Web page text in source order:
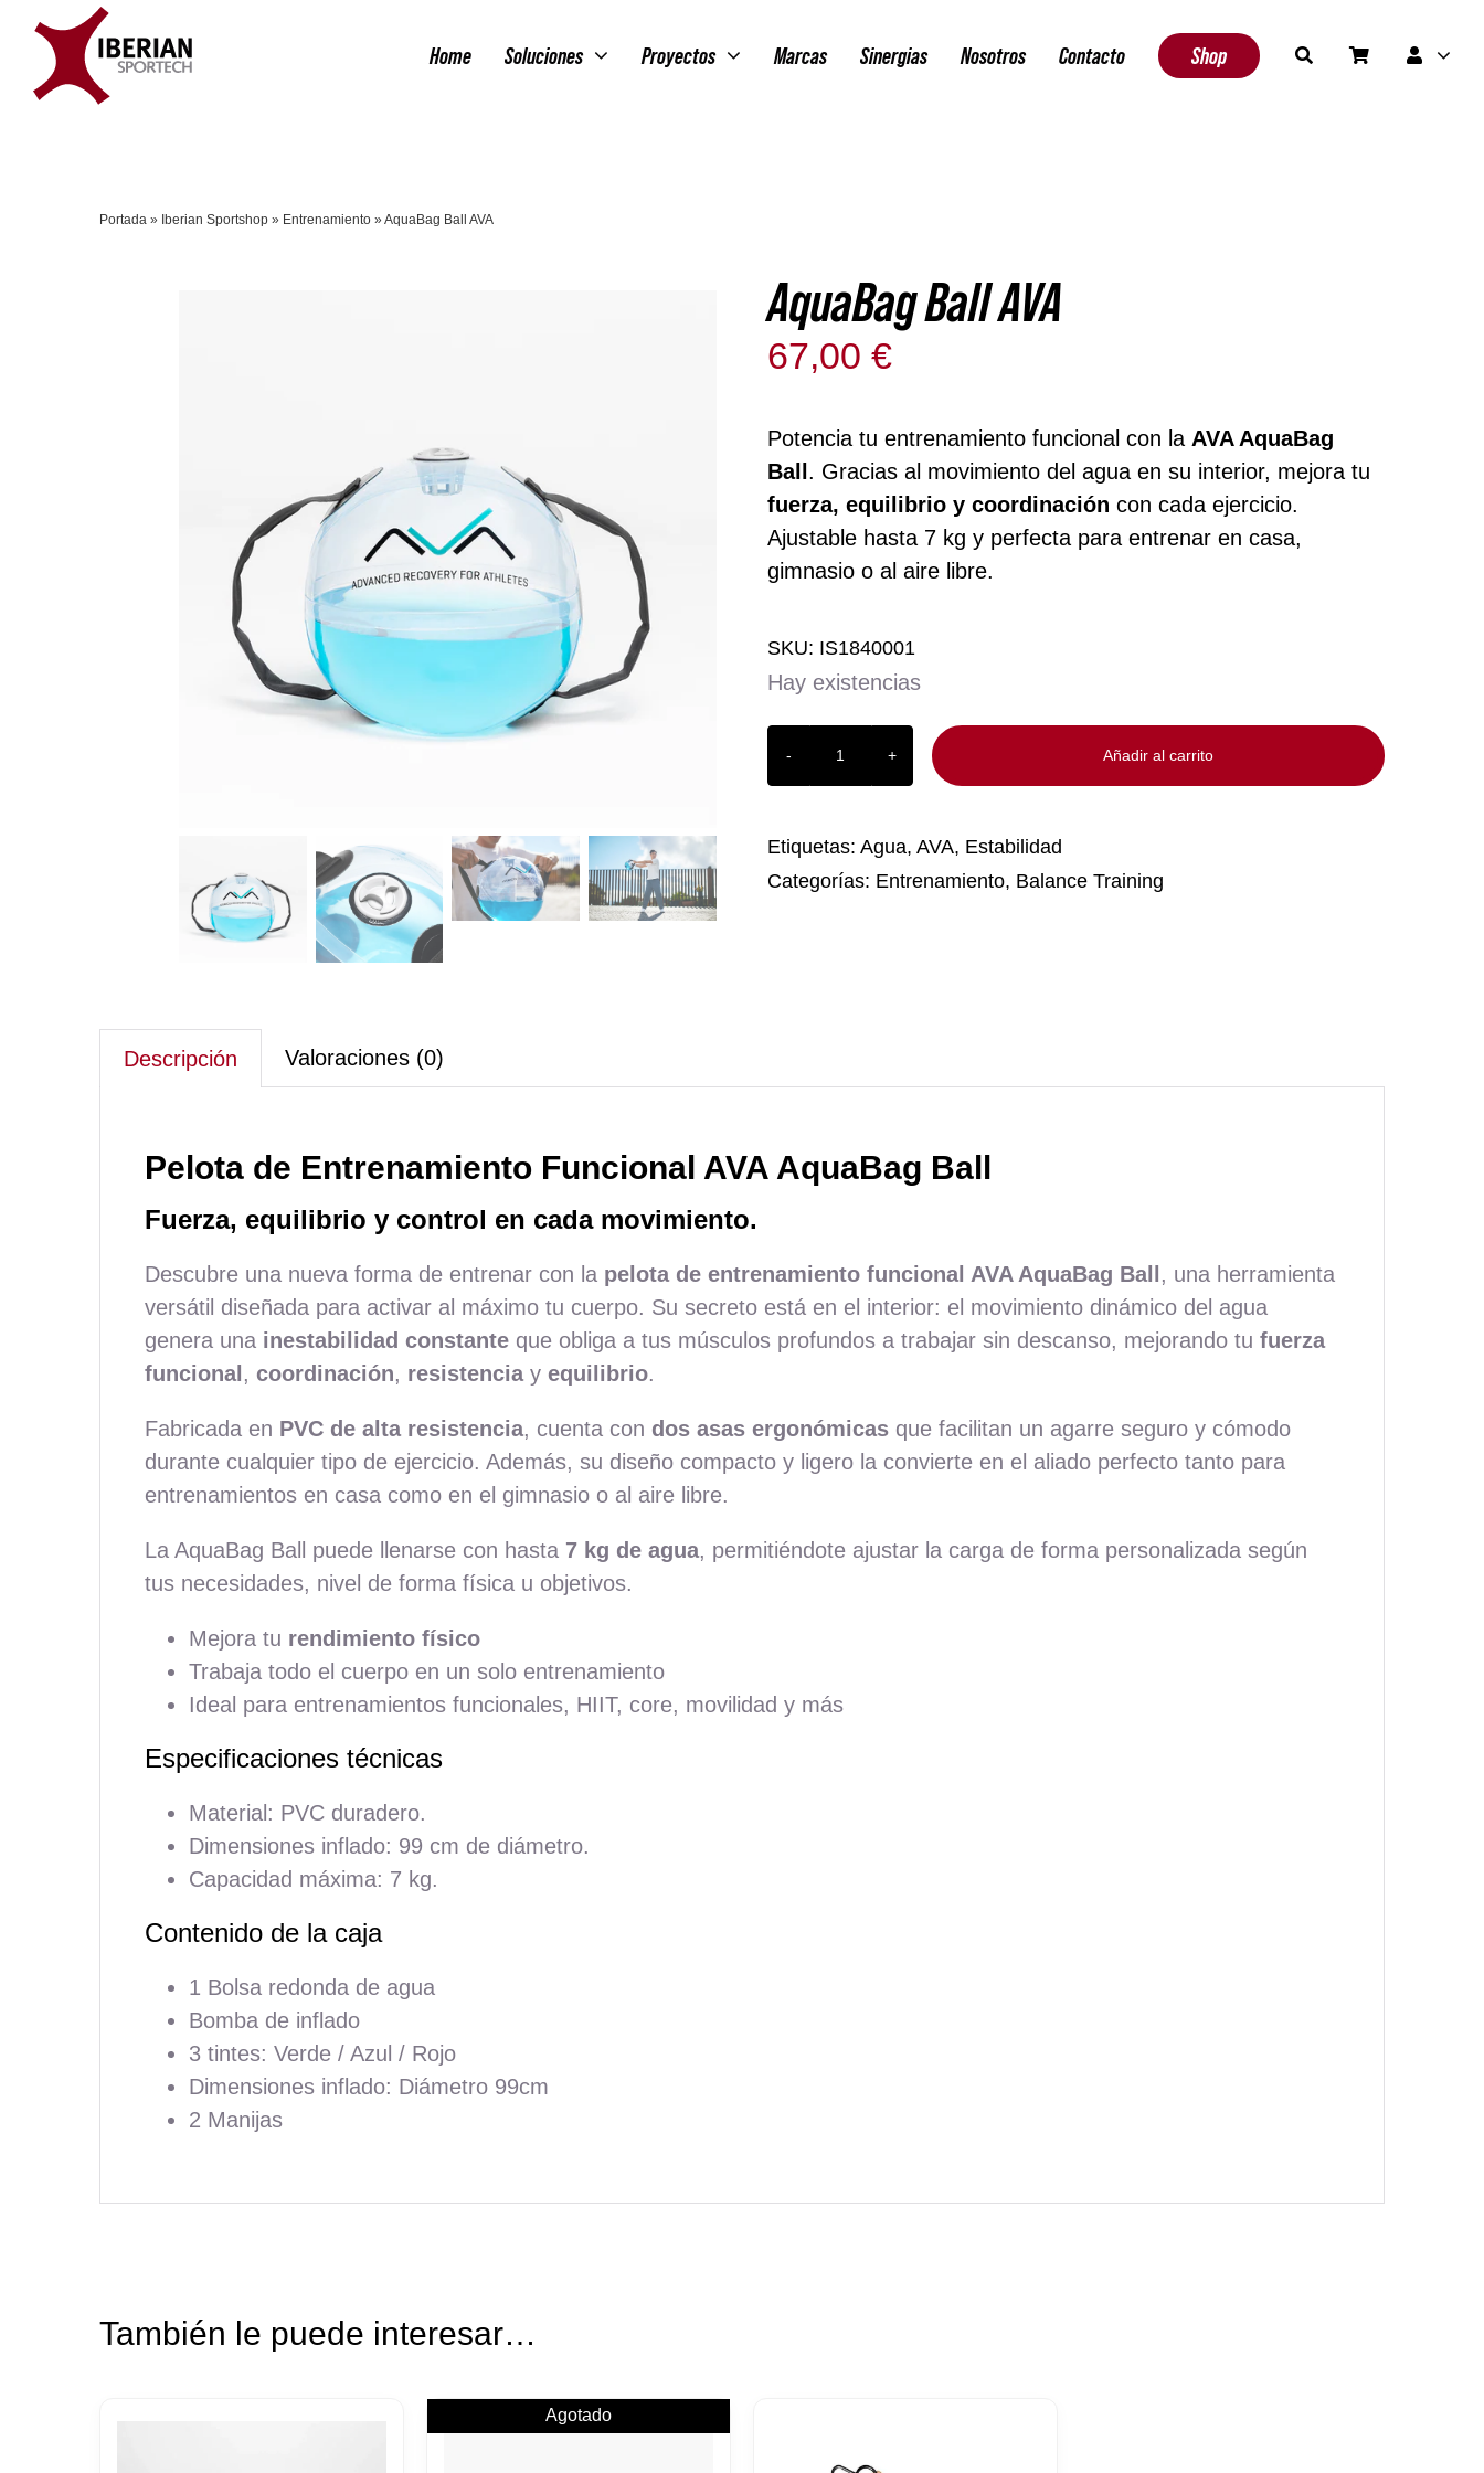
contenido
Home Soluciones Proyectos Marcas Sinergias Nosotros Contacto Shop
Portada» Iberian Sportshop» Entrenamiento»AquaBag Ball AVA
AquaBag Ball AVA
67,00€
Potencia tu entrenamiento funcional con la AVA AquaBag
Ball . Gracias al movimiento del agua en su interior, mejora tu
fuerza, equilibrio y coordinación con cada ejercicio.
Ajustable hasta 7 kg y perfecta para entrenar en casa,
gimnasio o al aire libre.
SKU: IS1840001
Hay existencias
AquaBag
Ball
Añadir al carrito
Etiquetas:Agua,AVA, Estabilidad
Categorías: Entrenamiento, Balance Training
Descripción Valoraciones (0)
Pelota de Entrenamiento Funcional AVA AquaBag Ball
Fuerza, equilibrio y control en cada movimiento.
Descubre una nueva forma de entrenar con la pelota de entrenamiento funcional AVA AquaBag Ball, una herramienta
versátil diseñada para activar al máximo tu cuerpo. Su secreto está en el interior: el movimiento dinámico del agua
genera una inestabilidad constanteque obliga a tus músculos profundos a trabajar sin descanso, mejorando tu fuerza
funcional, coordinación, resistenciay equilibrio.
Fabricada en PVC de alta resistencia, cuenta con dos asas ergonómicasque facilitan un agarre seguro y cómodo
durante cualquier tipo de ejercicio. Además, su diseño compacto y ligero la convierte en el aliado perfecto tanto para
entrenamientos en casa como en el gimnasio o al aire libre.
La AquaBag Ball puede llenarse con hasta 7 kg de agua, permitiéndote ajustar la carga de forma personalizada según
tus necesidades, nivel de forma física u objetivos.
Mejora tu rendimiento físico
Trabaja todo el cuerpo en un solo entrenamiento
Ideal para entrenamientos funcionales, HIIT, core, movilidad y más
Especificaciones técnicas
Material: PVC duradero.
Dimensiones inflado: 99 cm de diámetro.
Capacidad máxima: 7 kg.
Contenido de la caja
1 Bolsa redonda de agua
Bomba de inflado
3 tintes: Verde / Azul / Rojo
Dimensiones inflado: Diámetro 99cm
2 Manijas
También le puede interesar…
Agotado